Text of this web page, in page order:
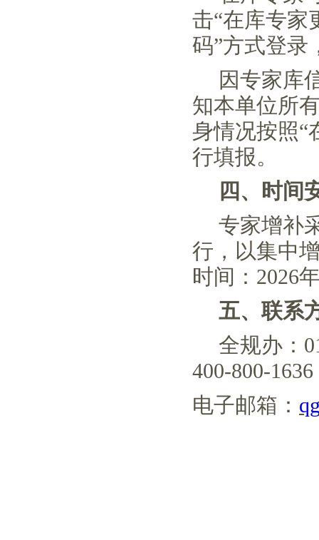
击“在库专家
码”方式登
因专家库
知本单位所
身情况按照“
行填报。
四、
时间
专家增补
行，以集中
时间： 2026
五、联系
全规办：
400-800-
电子邮箱：